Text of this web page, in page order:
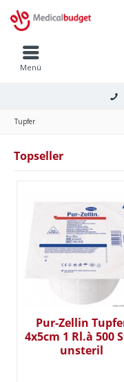
Menü
Tupfer
Topseller
Pur-Zellin
4x5cm 1 Rl.à 500
unsteril